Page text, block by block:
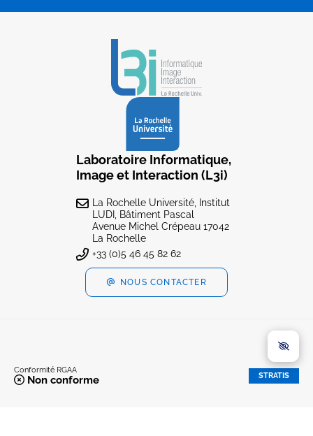
Laboratoire Informatique,
Image et Interaction (L3i)
La Rochelle Université, Institut
LUDI, Bâtiment Pascal
Avenue Michel Crépeau 17042
La Rochelle
+33 (0)5 46 45 82 62
NOUS CONTACTER
Conformité RGAA
Non conforme STRATIS